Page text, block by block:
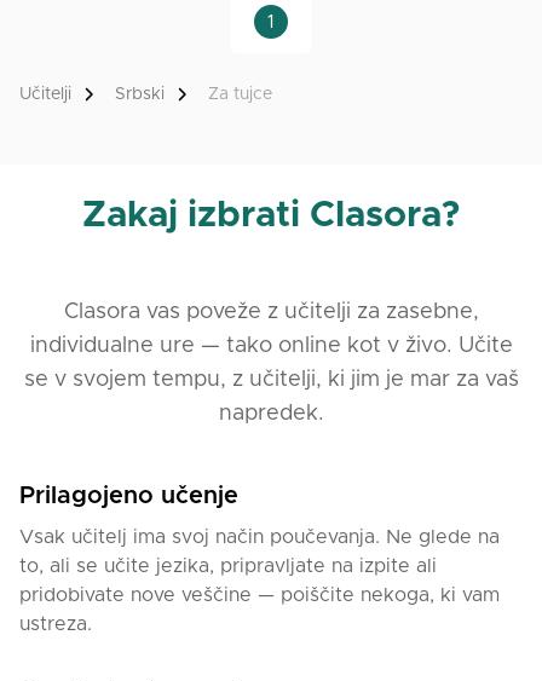
1
Učitelji Srbski Za tujce
Zakaj izbrati Clasora?
Clasora vas poveže z učitelji za zasebne,
individualne ure — tako online kot v živo. Učite
se v svojem tempu, z učitelji, ki jim je mar za vaš
napredek.
Prilagojeno učenje
Vsak učitelj ima svoj način poučevanja. Ne glede na
to, ali se učite jezika, pripravljate na izpite ali
pridobivate nove veščine — poiščite nekoga, ki vam
ustreza.